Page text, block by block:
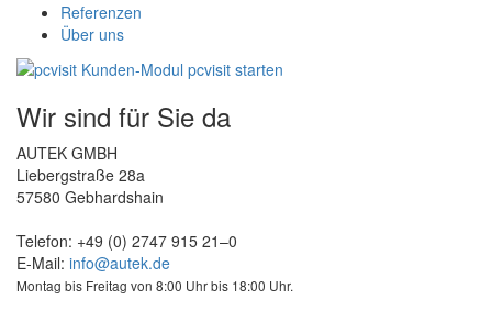
Referenzen
Über uns
Wir sind für Sie da
AUTEK GMBH
Liebergstraße 28a
57580 Gebhardshain
Telefon: +49 (0) 2747 915 21–0
E-Mail: info@autek.de
Montag bis Freitag von 8:00 Uhr bis 18:00 Uhr.